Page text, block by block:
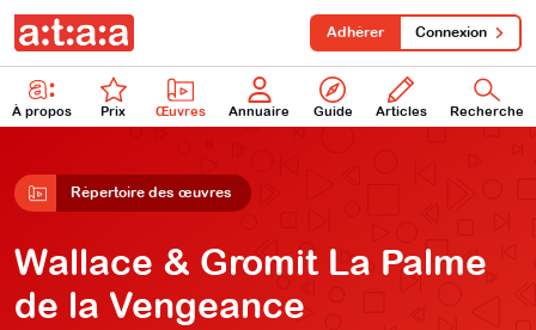
À propos Prix Œuvres Annuaire Guide Articles Recherche
Adhérer Connexion
Répertoire des œuvres
Wallace & Gromit La Palme
de la Vengeance